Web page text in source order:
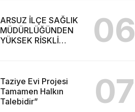
ARSUZ İLÇE SAĞLIK
MÜDÜRLÜĞÜNDEN
YÜKSEK RİSKLİ
06
Taziye Evi Projesi
Tamamen Halkın
Talebidir”
07